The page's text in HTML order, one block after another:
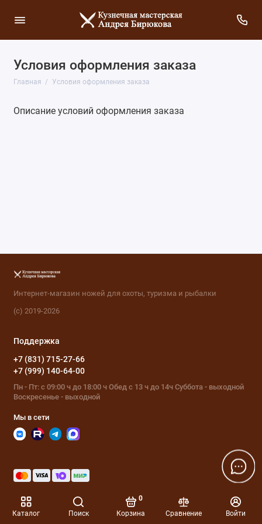
Каталог Поиск Корзина
0
Сравнение
Войти
Условия оформления заказа
Главная Условия оформления заказа
Описание условий оформления заказа
Интернет-магазин ножей для охоты, туризма и рыбалки
(с) 2019-2026
Поддержка
+7 (831) 715-27-66
+7 (999) 140-64-00
Пн - Пт: с 09:00 ч до 18:00 ч Обед с 13 ч до 14ч Суббота - выходной
Воскресенье - выходной
Мы в сети